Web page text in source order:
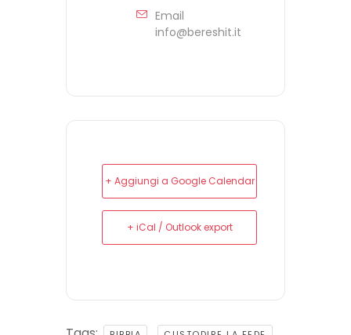
Email
info@bereshit.it
+ Aggiungi a Google Calendar
+ iCal / Outlook export